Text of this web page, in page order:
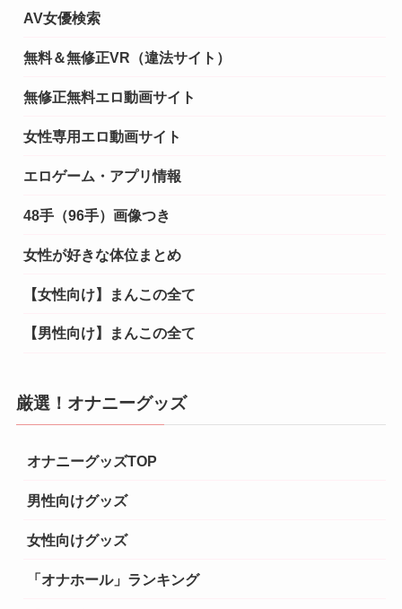
AV女優検索
無料＆無修正VR（違法サイト）
無修正無料エロ動画サイト
女性専用エロ動画サイト
エロゲーム・アプリ情報
48手（96手）画像つき
女性が好きな体位まとめ
【女性向け】まんこの全て
【男性向け】まんこの全て
厳選！オナニーグッズ
オナニーグッズTOP
男性向けグッズ
女性向けグッズ
「オナホール」ランキング